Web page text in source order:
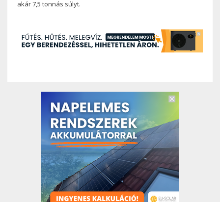
akár 7,5 tonnás súlyt.